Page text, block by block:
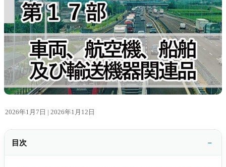
2026年1月7日 | 2026年1月12日
目次